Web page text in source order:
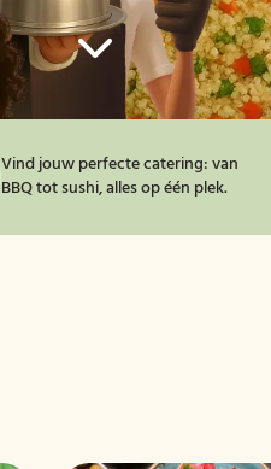
Vind jouw perfecte catering: van
BBQ tot sushi, alles op één plek.